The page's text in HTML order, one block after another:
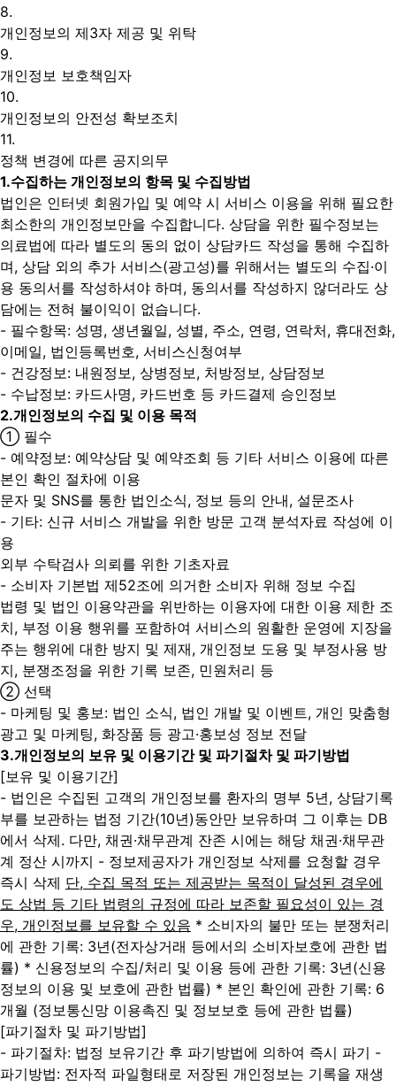
8.
개인정보의 제3자 제공 및 위탁
9.
개인정보 보호책임자
10.
개인정보의 안전성 확보조치
11.
정책 변경에 따른 공지의무
1.수집하는 개인정보의 항목 및 수집방법
법인은 인터넷 회원가입 및 예약 시 서비스 이용을 위해 필요한
최소한의 개인정보만을 수집합니다. 상담을 위한 필수정보는
의료법에 따라 별도의 동의 없이 상담카드 작성을 통해 수집하
며, 상담 외의 추가 서비스(광고성)를 위해서는 별도의 수집·이
용 동의서를 작성하셔야 하며, 동의서를 작성하지 않더라도 상
담에는 전혀 불이익이 없습니다.
- 필수항목: 성명, 생년월일, 성별, 주소, 연령, 연락처, 휴대전화,
이메일, 법인등록번호, 서비스신청여부
- 건강정보: 내원정보, 상병정보, 처방정보, 상담정보
- 수납정보: 카드사명, 카드번호 등 카드결제 승인정보
2.개인정보의 수집 및 이용 목적
① 필수
- 예약정보: 예약상담 및 예약조회 등 기타 서비스 이용에 따른
본인 확인 절차에 이용
문자 및 SNS를 통한 법인소식, 정보 등의 안내, 설문조사
- 기타: 신규 서비스 개발을 위한 방문 고객 분석자료 작성에 이
용
외부 수탁검사 의뢰를 위한 기초자료
- 소비자 기본법 제52조에 의거한 소비자 위해 정보 수집
법령 및 법인 이용약관을 위반하는 이용자에 대한 이용 제한 조
치, 부정 이용 행위를 포함하여 서비스의 원활한 운영에 지장을
주는 행위에 대한 방지 및 제재, 개인정보 도용 및 부정사용 방
지, 분쟁조정을 위한 기록 보존, 민원처리 등
② 선택
- 마케팅 및 홍보: 법인 소식, 법인 개발 및 이벤트, 개인 맞춤형
광고 및 마케팅, 화장품 등 광고·홍보성 정보 전달
3.개인정보의 보유 및 이용기간 및 파기절차 및 파기방법
[보유 및 이용기간]
- 법인은 수집된 고객의 개인정보를 환자의 명부 5년, 상담기록
부를 보관하는 법정 기간(10년)동안만 보유하며 그 이후는 DB
에서 삭제. 다만, 채권·채무관계 잔존 시에는 해당 채권·채무관
계 정산 시까지 - 정보제공자가 개인정보 삭제를 요청할 경우
즉시 삭제 단, 수집 목적 또는 제공받는 목적이 달성된 경우에
도 상법 등 기타 법령의 규정에 따라 보존할 필요성이 있는 경
우, 개인정보를 보유할 수 있음 * 소비자의 불만 또는 분쟁처리
에 관한 기록: 3년(전자상거래 등에서의 소비자보호에 관한 법
률) * 신용정보의 수집/처리 및 이용 등에 관한 기록: 3년(신용
정보의 이용 및 보호에 관한 법률) * 본인 확인에 관한 기록: 6
개월 (정보통신망 이용촉진 및 정보보호 등에 관한 법률)
[파기절차 및 파기방법]
- 파기절차: 법정 보유기간 후 파기방법에 의하여 즉시 파기 -
파기방법: 전자적 파일형태로 저장된 개인정보는 기록을 재생